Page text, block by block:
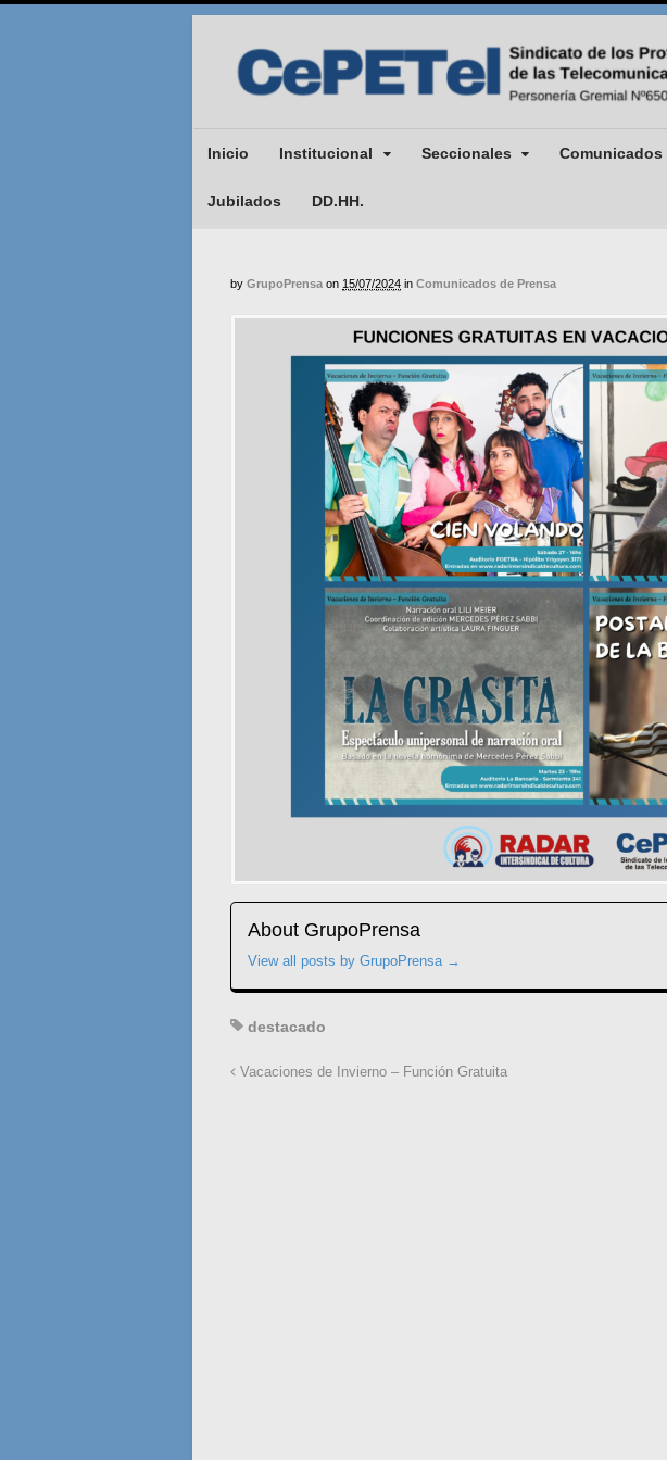
Inicio Institucional Seccionales Comunicados
Jubilados DD.HH.
by GrupoPrensa on 15/07/2024 in Comunicados de Prensa
About GrupoPrensa
View all posts by GrupoPrensa →
destacado
Vacaciones de Invierno – Función Gratuita